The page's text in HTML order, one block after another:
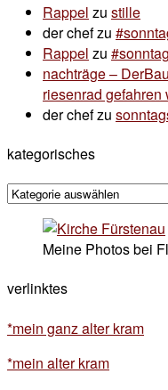
Rappel zu stille
der chefzu
Rappel zu
nachträge –
riesenrad gefahren
der chefzu
kategorisches
kategorisches
Meine Photos bei
verlinktes
*mein ganz alter kram
*mein alter kram